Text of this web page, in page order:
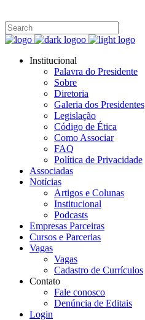
Institucional
Palavra do Presidente
Sobre
Diretoria
Galeria dos Presidentes
Legislação
Código de Ética
Como Associar
FAQ
Política de Privacidade
Associadas
Notícias
Artigos e Colunas
Institucional
Podcasts
Empresas Parceiras
Cursos e Parcerias
Vagas
Vagas
Cadastro de Currículos
Contato
Fale conosco
Denúncia de Editais
Login